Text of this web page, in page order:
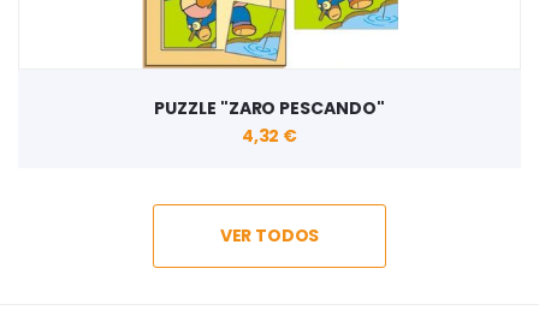
PUZZLE "ZARO PESCANDO"
4,32 €
VER TODOS